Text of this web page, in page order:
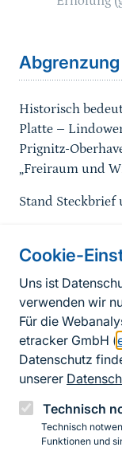
Cookie-
Uns ist
verwenden wir
Für die
etracker GmbH (
Datenschutz
unserer
Technisch
Technisch
Funktionen und
Abgrenzung
Historisch
Platte –
Prignitz-
„Freiraum und
Stand Steckbrief